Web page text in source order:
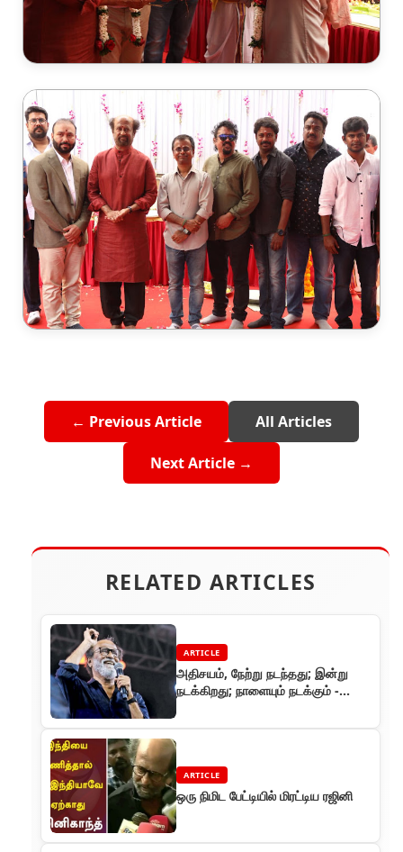
← Previous Article All Articles
Next Article →
RELATED ARTICLES
ARTICLE
அதிசயம், நேற்று நடந்தது; இன்று
நடக்கிறது; நாளையும் நடக்கும் -
ARTICLE
ஒரு நிமிட பேட்டியில் மிரட்டிய ரஜினி